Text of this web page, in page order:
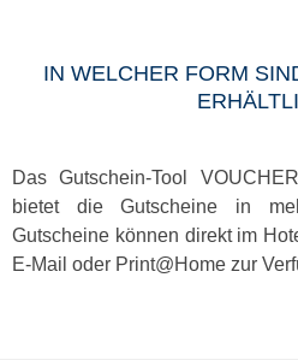
IN WELCHER FORM
Das Gutschein-Tool
bietet die Gutscheine in
Gutscheine können direkt im
E-Mail oder Print@Home zur